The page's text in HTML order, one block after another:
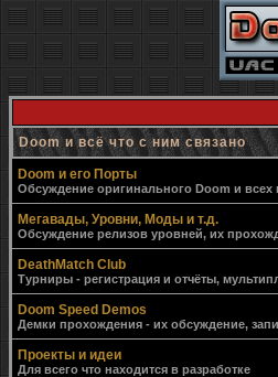
Doom и всё что с ним связано
Doom и его Порты
Обсуждение оригинального Doom и
Мегавады, Уровни, Моды и т.д.
Обсуждение релизов уровней, их
DeathMatch Club
Турниры - регистрация и отчёты,
Doom Speed Demos
Демки прохождения - их обсуждение,
Проекты и идеи
Для всего что находится в разработке